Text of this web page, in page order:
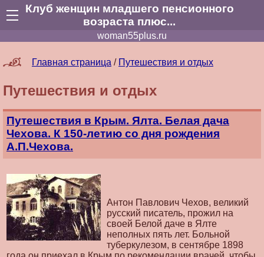
Клуб женщин младшего пенсионного
возраста плюс...
woman55plus.ru
Главная страница / Путешествия и отдых
Путешествия и отдых
Путешествия в Крым. Ялта. Белая дача
Чехова. К 150-летию со дня рождения
А.П.Чехова.
Антон Павлович Чехов, великий
русский писатель, прожил на
своей Белой даче в Ялте
неполных пять лет. Больной
туберкулезом, в сентябре 1898